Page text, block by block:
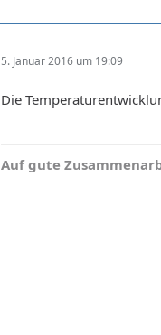
5. Januar 2016 um 19:09
Die
Auf gute